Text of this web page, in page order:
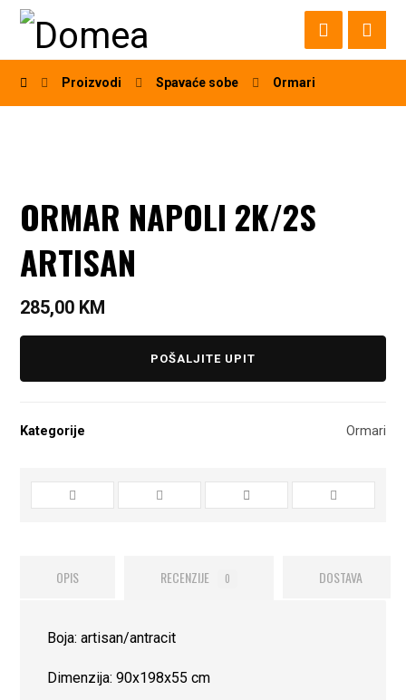
Proizvodi Spavaće sobe Ormari
ORMAR NAPOLI 2K/2S
ARTISAN
285,00 KM
POŠALJITE UPIT
Kategorije Ormari
OPIS RECENZIJE 0 DOSTAVA
Boja: artisan/antracit
Dimenzija: 90x198x55 cm